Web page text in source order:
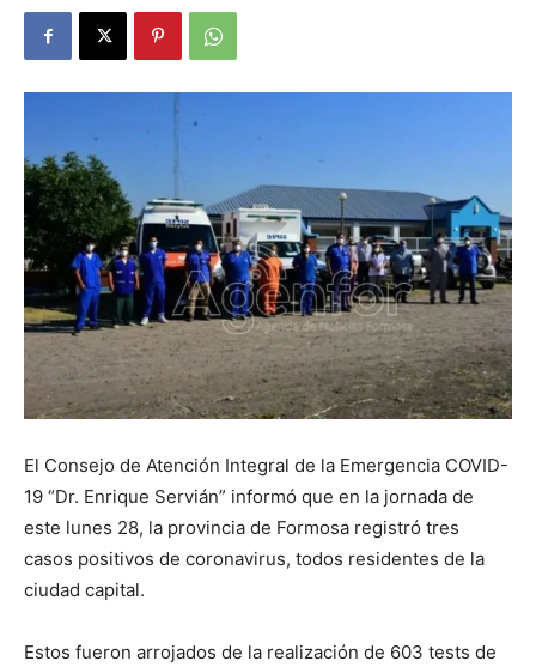
La
Verdad
lo
que
El Consejo de Atención Integral de la Emergencia COVID-
19 “Dr. Enrique Servián” informó que en la jornada de
este lunes 28, la provincia de Formosa registró tres
casos positivos de coronavirus, todos residentes de la
ciudad capital.
Estos fueron arrojados de la realización de 603 tests de